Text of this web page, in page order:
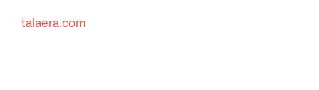
talaera.com